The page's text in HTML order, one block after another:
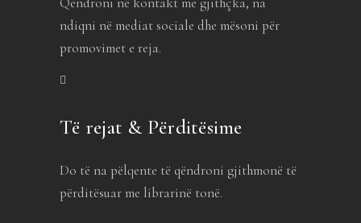
ndiqni në mediat sociale dhe mësoni për
promovimet e reja.
Të rejat & Përditësime
Do të na pëlqente të qëndroni gjithmonë të
përditësuar me librarinë tonë.